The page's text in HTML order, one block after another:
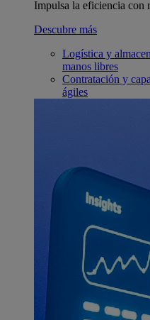
Impulsa la eficiencia con
Descubre más
Logística y
manos libres
Contratación y
ágiles